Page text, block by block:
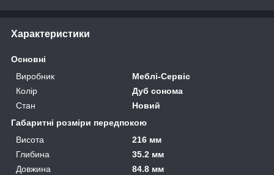
Характеристики
Основні
Виробник
Меблі-Сервіс
Колір
Дуб сонома
Стан
Новий
Габаритні розміри передпокою
Висота
216 мм
Глибина
35.2 мм
Довжина
84.8 мм